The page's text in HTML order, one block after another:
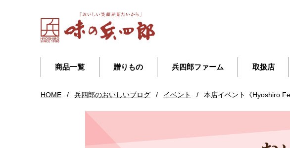
商品一覧 贈りもの 兵四郎ファーム 取扱店
HOME / 兵四郎のおいしいブログ / イベント / 本店イベント《Hyoshiro